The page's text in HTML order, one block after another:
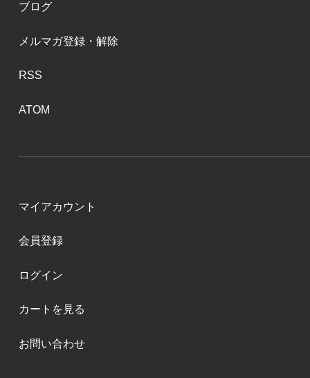
ブログ
メルマガ登録・解除
RSS
ATOM
マイアカウント
会員登録
ログイン
カートを見る
お問い合わせ